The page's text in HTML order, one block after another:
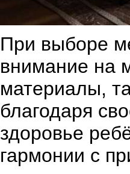
При выборе
внимание на
материалы,
благодаря
здоровье
гармонии с